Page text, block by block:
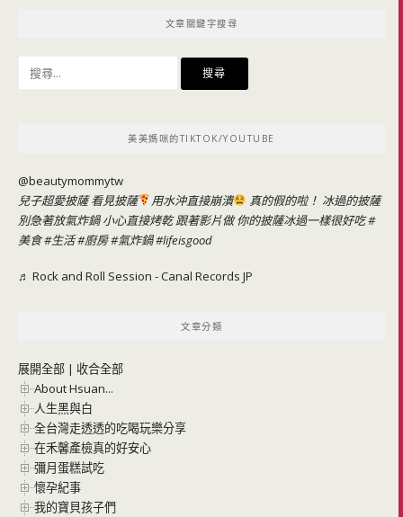
文章關鍵字搜尋
美美媽咪的TIKTOK/YOUTUBE
@beautymommytw
兒子超愛披薩 看見披薩
用水沖直接崩潰
真的假的啦！ 冰過的披薩
別急著放氣炸鍋 小心直接烤乾 跟著影片做 你的披薩冰過一樣很好吃#
美食#生活#廚房#氣炸鍋#lifeisgood
♬ Rock and Roll Session - Canal Records JP
文章分類
展開全部 | 收合全部
About Hsuan...
人生黑與白
全台灣走透透的吃喝玩樂分享
在禾馨產檢真的好安心
彌月蛋糕試吃
懷孕紀事
我的寶貝孩子們